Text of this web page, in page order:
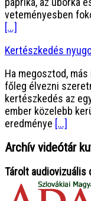
veteményesben
[...]
Kertészkedés
Ha megosztod,
főleg élvezni
kertészkedés az
ember közelebb
eredménye [...]
Archív videótár
Tárolt